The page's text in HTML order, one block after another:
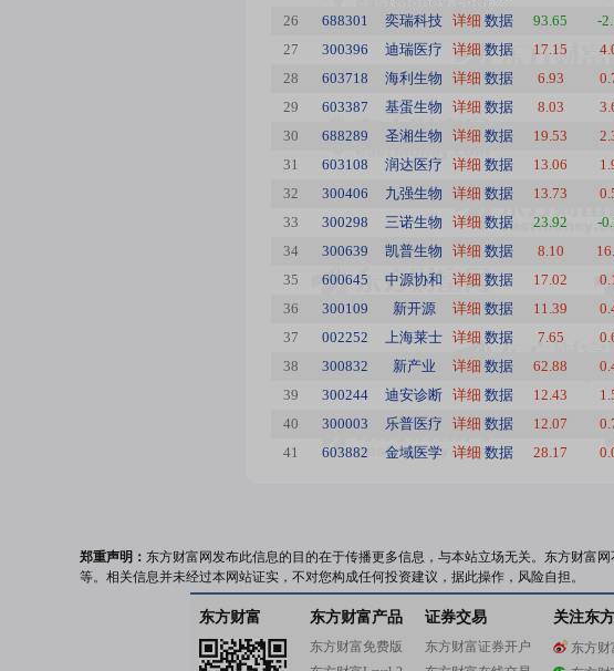
26
688301 奕瑞科技 详细 数据 93.65 -
27
300396 迪瑞医疗 详细 数据 17.15
28
603718 海利生物 详细 数据 6.93
29
603387 基蛋生物 详细 数据 8.03
30
688289 圣湘生物 详细 数据 19.53
31
603108 润达医疗 详细 数据 13.06
32
300406 九强生物 详细 数据 13.73
33
300298 三诺生物 详细 数据 23.92 -
34
300639 凯普生物 详细 数据 8.10
35
600645 中源协和 详细 数据 17.02
36
300109 新开源 详细 数据 11.39
37
002252 上海莱士 详细 数据 7.65
38
300832 新产业 详细 数据 62.88
39
300244 迪安诊断 详细 数据 12.43
40
300003 乐普医疗 详细 数据 12.07
41
603882 金域医学 详细 数据 28.17
郑重声明： 东方财富网发布此信息的目的在于传播更多信息，与本站立场无关。东方财富
等。相关信息并未经过本网站证实，不对您构成任何投资建议，据此操作，风险自担。
东方财富 东方财富产品
东方财富免费版
证券交易
东方财富证券开户
关注东
东方财